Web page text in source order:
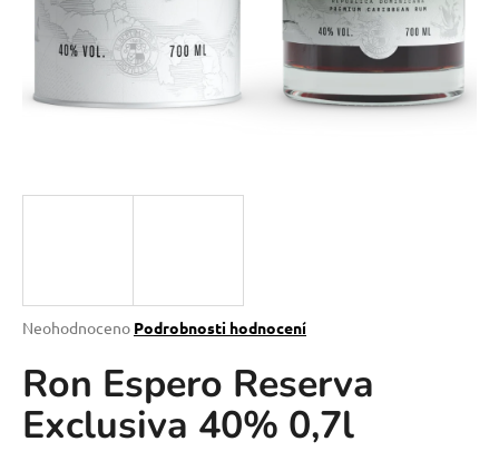
Průměrné
produktu
je
0,0
z
Neohodnoceno Podrobnosti hodnocení
Ron Espero Reserva
Exclusiva 40% 0,7l
o
p
o